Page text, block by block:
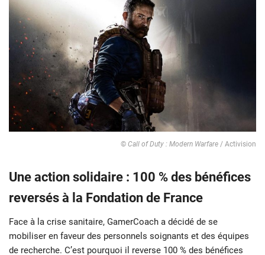
© Call of Duty : Modern Warfare / Activision
Une action solidaire : 100 % des bénéfices
reversés à la Fondation de France
Face à la crise sanitaire, GamerCoach a décidé de se
mobiliser en faveur des personnels soignants et des équipes
de recherche. C’est pourquoi il reverse 100 % des bénéfices